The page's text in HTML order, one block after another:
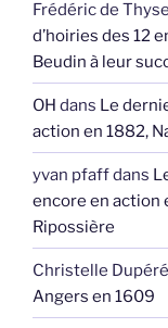
Frédéric de
d’hoiries des 12
Beudin à leur
OH dans Le
action en 1882,
yvan pfaffdans
encore en action
Ripossière
Christelle Dupéré
Angers en 1609